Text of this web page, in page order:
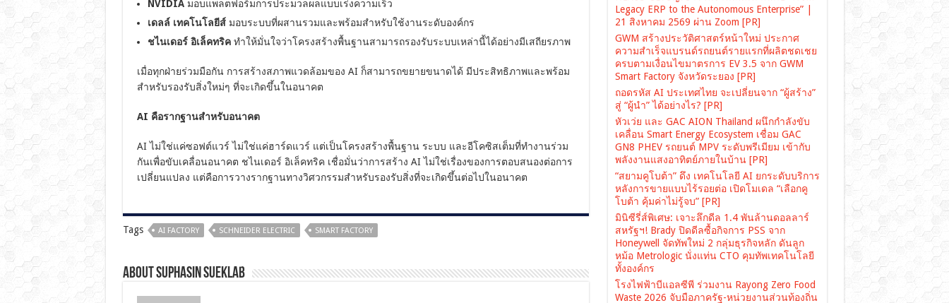
NVIDIAมอบแพลตฟอร์มการประมวลผลแบบเร่งความเร็ว
เดลล์ เทคโนโลยีส์มอบระบบที่ผสานรวมและพร้อมสำหรับใช้งานระดับองค์กร
ชไนเดอร์ อิเล็คทริคทำให้มั่นใจว่าโครงสร้างพื้นฐานสามารถรองรับระบบเหล่านี้ได้อย่างมีเสถียรภาพ
เมื่อทุกฝ่ายร่วมมือกัน การสร้างสภาพแวดล้อมของ AI ก็สามารถขยายขนาดได้ มีประสิทธิภาพและพร้อม
สำหรับรองรับสิ่งใหม่ๆ ที่จะเกิดขึ้นในอนาคต
AI คือรากฐานสำหรับอนาคต
AI ไม่ใช่แค่ซอฟต์แวร์ ไม่ใช่แค่ฮาร์ดแวร์ แต่เป็นโครงสร้างพื้นฐาน ระบบ และอีโคซิสเต็มที่ทำงานร่วม
กันเพื่อขับเคลื่อนอนาคต ชไนเดอร์ อิเล็คทริค เชื่อมั่นว่าการสร้าง AI ไม่ใช่เรื่องของการตอบสนองต่อการ
เปลี่ยนแปลง แต่คือการวางรากฐานทางวิศวกรรมสำหรับรองรับสิ่งที่จะเกิดขึ้นต่อไปในอนาคต
Tags AI FACTORY SCHNEIDER ELECTRIC SMART FACTORY
About Suphasin Sueklab
Legacy ERP to the Autonomous Enterprise” |
21 สิงหาคม 2569 ผ่าน Zoom [PR]
GWM สร้างประวัติศาสตร์หน้าใหม่ ประกาศ
ความสำเร็จแบรนด์รถยนต์รายแรกที่ผลิตชดเชย
ครบตามเงื่อนไขมาตรการ EV 3.5 จาก GWM
Smart Factory จังหวัดระยอง [PR]
ถอดรหัส AI ประเทศไทย จะเปลี่ยนจาก “ผู้สร้าง”
สู่ “ผู้นำ” ได้อย่างไร? [PR]
หัวเว่ย และ GAC AION Thailand ผนึกกำลังขับ
เคลื่อน Smart Energy Ecosystem เชื่อม GAC
GN8 PHEV รถยนต์ MPV ระดับพรีเมียม เข้ากับ
พลังงานแสงอาทิตย์ภายในบ้าน [PR]
“สยามคูโบต้า” ดึง เทคโนโลยี AI ยกระดับบริการ
หลังการขายแบบไร้รอยต่อ เปิดโมเดล “เลือกคู
โบต้า คุ้มค่าไม่รู้จบ” [PR]
มินิซีรี่ส์พิเศษ: เจาะลึกดีล 1.4 พันล้านดอลลาร์
สหรัฐฯ! Brady ปิดดีลซื้อกิจการ PSS จาก
Honeywell จัดทัพใหม่ 2 กลุ่มธุรกิจหลัก ดันลูก
หม้อ Metrologic นั่งแท่น CTO คุมทัพเทคโนโลยี
ทั้งองค์กร
โรงไฟฟ้าบีแอลซีพี ร่วมงาน Rayong Zero Food
Waste 2026 จับมือภาครัฐ-หน่วยงานส่วนท้องถิ่น